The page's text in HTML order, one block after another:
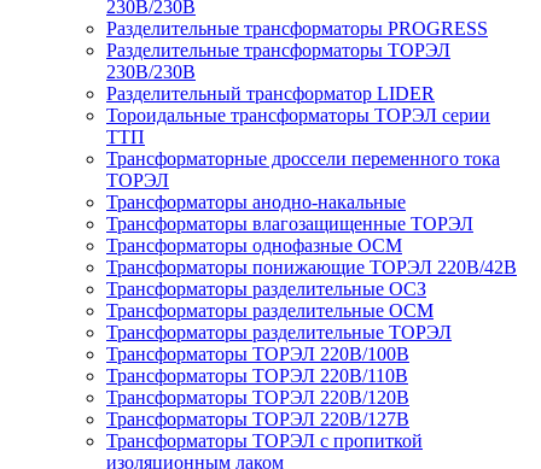
230В/230В
Разделительные трансформаторы PROGRESS
Разделительные трансформаторы ТОРЭЛ
230В/230В
Разделительный трансформатор LIDER
Тороидальные трансформаторы ТОРЭЛ серии
ТТП
Трансформаторные дроссели переменного тока
ТОРЭЛ
Трансформаторы анодно-накальные
Трансформаторы влагозащищенные ТОРЭЛ
Трансформаторы однофазные ОСМ
Трансформаторы понижающие ТОРЭЛ 220В/42В
Трансформаторы разделительные ОСЗ
Трансформаторы разделительные ОСМ
Трансформаторы разделительные ТОРЭЛ
Трансформаторы ТОРЭЛ 220В/100В
Трансформаторы ТОРЭЛ 220В/110В
Трансформаторы ТОРЭЛ 220В/120В
Трансформаторы ТОРЭЛ 220В/127В
Трансформаторы ТОРЭЛ с пропиткой
изоляционным лаком